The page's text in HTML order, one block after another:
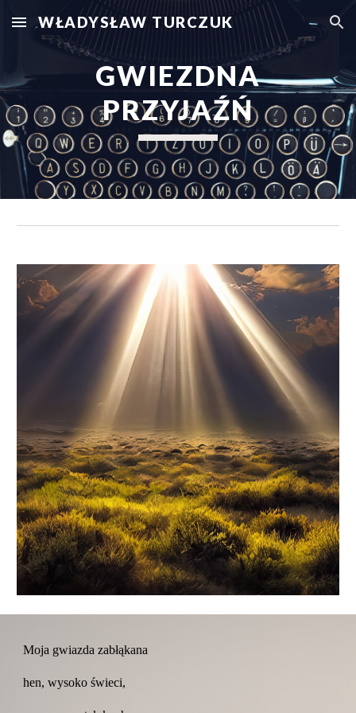
Skip to main content Skip to navigation
WŁADYSŁAW TURCZUK
GWIEZDNA
PRZYJAŹŃ
Moja gwiazda zabłąkana
hen, wysoko świeci,